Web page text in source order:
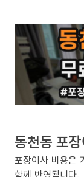
동천동 포
포장이사 비용은